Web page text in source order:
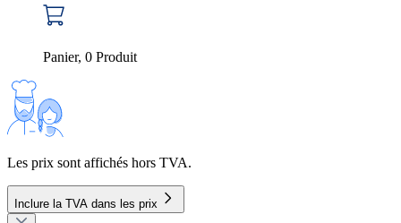
Panier, 0 Produit
Les prix sont affichés hors TVA.
Inclure la TVA dans les prix